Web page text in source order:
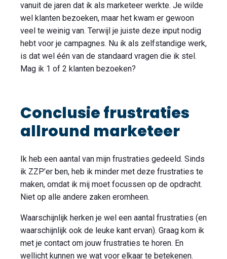
vanuit de jaren dat ik als marketeer werkte. Je wilde
wel klanten bezoeken, maar het kwam er gewoon
veel te weinig van. Terwijl je juiste deze input nodig
hebt voor je campagnes. Nu ik als zelfstandige werk,
is dat wel één van de standaard vragen die ik stel.
Mag ik 1 of 2 klanten bezoeken?
Conclusie frustraties
allround marketeer
Ik heb een aantal van mijn frustraties gedeeld. Sinds
ik ZZP’er ben, heb ik minder met deze frustraties te
maken, omdat ik mij moet focussen op de opdracht.
Niet op alle andere zaken eromheen.
Waarschijnlijk herken je wel een aantal frustraties (en
waarschijnlijk ook de leuke kant ervan). Graag kom ik
met je contact om jouw frustraties te horen. En
wellicht kunnen we wat voor elkaar te betekenen.